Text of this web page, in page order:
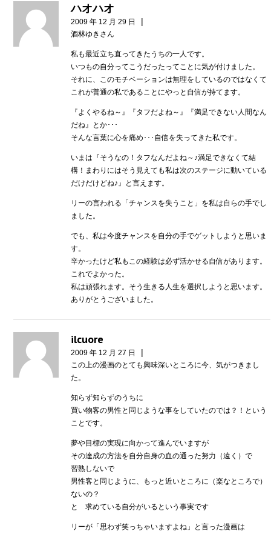
ハオハオ
2009 年 12 月 29 日 |
酒林ゆきさん
私も最近立ち直ってきたうちの一人です。
いつもの自分ってこうだったってことに気が付けました。
それに、このモチベーションは無理をしているのではなくて
これが普通の私であることにやっと自信が持てます。
『よくやるね～』『タフだよね～』『満足できない人間なん
だね』とか･･･
そんな言葉に心を痛め･･･自信を失ってきた私です。
いまは『そうなの！タフなんだよね～♪満足できなくて結
構！まわりにはそう見えても私は次のステージに動いている
だけだけどね♪』と言えます。
リーの言われる「チャンスを失うこと」を私は自らの手でし
ました。
でも、私は今度チャンスを自分の手でゲットしようと思いま
す。
辛かったけど私もこの経験は必ず活かせる自信があります。
これでよかった。
私は頑張れます。そう生きる人生を選択しようと思います。
ありがとうございました。
ilcuore
2009 年 12 月 27 日 |
この上の漫画のとても興味深いところに今、気がつきまし
た。
知らず知らずのうちに
買い物客の男性と同じような事をしていたのでは？！という
ことです。
夢や目標の実現に向かって進んでいますが
その達成の方法を自分自身の血の通った努力（遠く）で
習熟しないで
男性客と同じように、もっと近いところに（楽なところで）
ないの？
と 求めている自分がいるという事実です
リーが「思わず笑っちゃいますよね」と言った漫画は